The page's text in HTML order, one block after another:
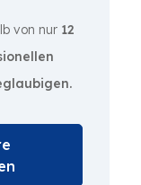
von nur 12